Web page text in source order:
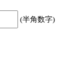
(半角数字)